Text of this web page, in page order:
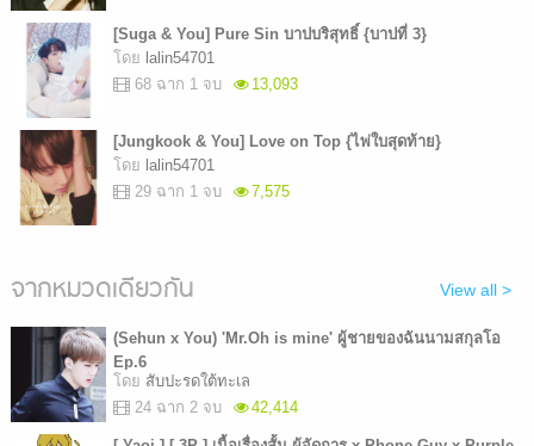
[Suga & You] Pure Sin บาปบริสุทธิ์ {บาปที่ 3}
โดย lalin54701
68 ฉาก 1 จบ
13,093
[Jungkook & You] Love on Top {ไพ่ใบสุดท้าย}
โดย lalin54701
29 ฉาก 1 จบ
7,575
จากหมวดเดียวกัน View all >
(Sehun x You) 'Mr.Oh is mine' ผู้ชายของฉันนามสกุลโอ
Ep.6
โดย สับปะรดใต้ทะเล
24 ฉาก 2 จบ
42,414